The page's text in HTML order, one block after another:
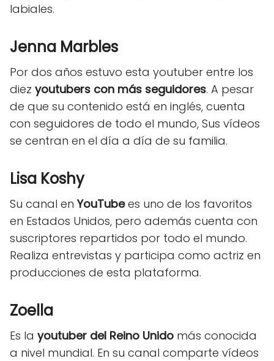
labiales.
Jenna Marbles
Por dos años estuvo esta youtuber entre los
diez youtubers con más seguidores. A pesar
de que su contenido está en inglés, cuenta
con seguidores de todo el mundo, Sus vídeos
se centran en el día a día de su familia.
Lisa Koshy
Su canal enYouTubees uno de los favoritos
en Estados Unidos, pero además cuenta con
suscriptores repartidos por todo el mundo.
Realiza entrevistas y participa como actriz en
producciones de esta plataforma.
Zoella
Es la youtuber del Reino Unido más conocida
a nivel mundial. En su canal comparte vídeos